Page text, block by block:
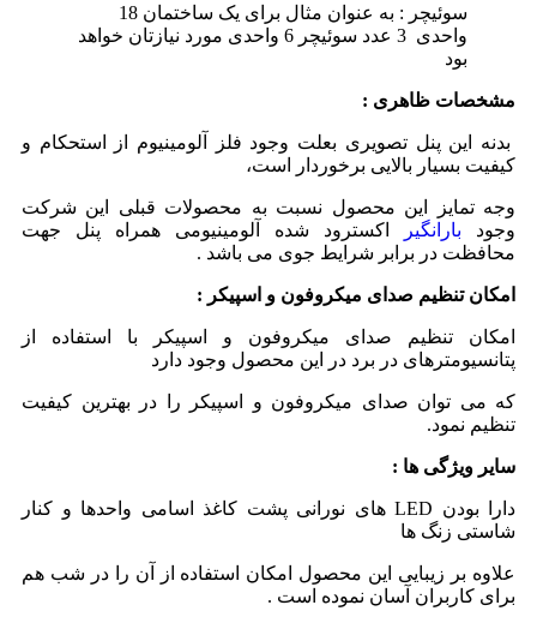
سوئیچر : به عنوان مثال برای یک ساختمان 18
واحدی 3 عدد سوئیچر 6 واحدی مورد نیازتان خواهد
بود
مشخصات ظاهری :
بدنه این پنل تصویری بعلت وجود فلز آلومینیوم از استحکام و
کیفیت بسیار بالایی برخوردار است،
وجه تمایز این محصول نسبت به محصولات قبلی این شرکت
وجود بارانگیر
اکسترود شده آلومینیومی همراه پنل جهت
محافظت در برابر شرایط جوی می باشد .
امکان تنظیم صدای میکروفون و اسپیکر :
امکان تنظیم صدای میکروفون و اسپیکر با استفاده از
پتانسیومترهای در برد در این محصول وجود دارد
که می توان صدای میکروفون و اسپیکر را در بهترین کیفیت
تنظیم نمود.
سایر ویژگی ها :
دارا بودن LED های نورانی پشت کاغذ اسامی واحدها و کنار
شاستی زنگ ها
علاوه بر زیبایی این محصول امکان استفاده از آن را در شب هم
برای کاربران آسان نموده است .